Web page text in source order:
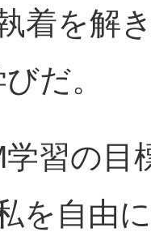
着を解
だ。
習の目
を自由